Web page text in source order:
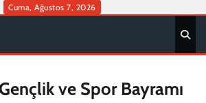
Cuma, Ağustos 7, 2026
ve Spor Bayramı